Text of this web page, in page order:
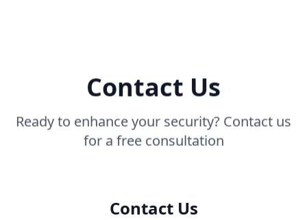
Contact Us
Ready to enhance your security? Contact us
for a free consultation
Contact Us